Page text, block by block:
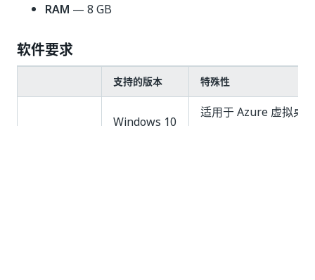
RAM — 8 GB
软件要求
支持的版本 特殊性
Windows 10
适用于 Azure 虚拟桌面